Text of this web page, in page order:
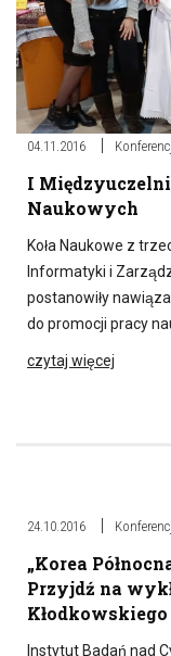
04.11.2016
I
Naukowych
Koła Naukowe z
Informatyki i
postanowiły
do promocji pracy
czytaj więcej
24.10.2016
„Korea
Przyjdź na
Kłodkowskiego
Instytut Badań nad